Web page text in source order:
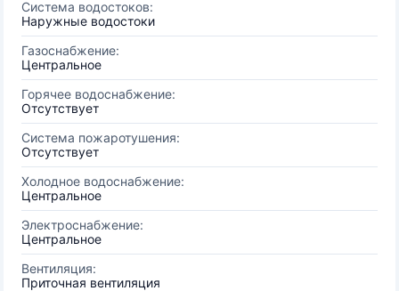
Система водостоков:
Наружные водостоки
Газоснабжение:
Центральное
Горячее водоснабжение:
Отсутствует
Система пожаротушения:
Отсутствует
Холодное водоснабжение:
Центральное
Электроснабжение:
Центральное
Вентиляция:
Приточная вентиляция